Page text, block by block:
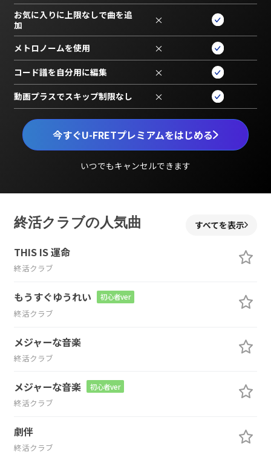
今すぐU-FRETプレミアムをはじめる
いつでもキャンセルできます
お気に入りに上限なしで曲を追
加
×
メトロノームを使用 ×
コード譜を自分用に編集 ×
動画プラスでスキップ制限なし ×
終活クラブの人気曲 すべてを表示
THIS IS 運命
終活クラブ
もうすぐゆうれい 初心者ver
終活クラブ
メジャーな音楽
終活クラブ
メジャーな音楽 初心者ver
終活クラブ
劇伴
終活クラブ